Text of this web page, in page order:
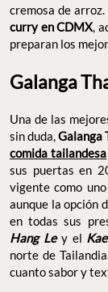
proviene del tamil
comprende de
cremosa de arroz.
preparan los
Una de las
sin duda,
lacomida
abrió sus puertas
vigente como
aunque la opción
en todas sus
Ley elKaeng
Tailandia. Un